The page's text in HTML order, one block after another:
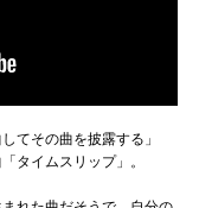
てその曲を披露する」
タイムスリップ」。